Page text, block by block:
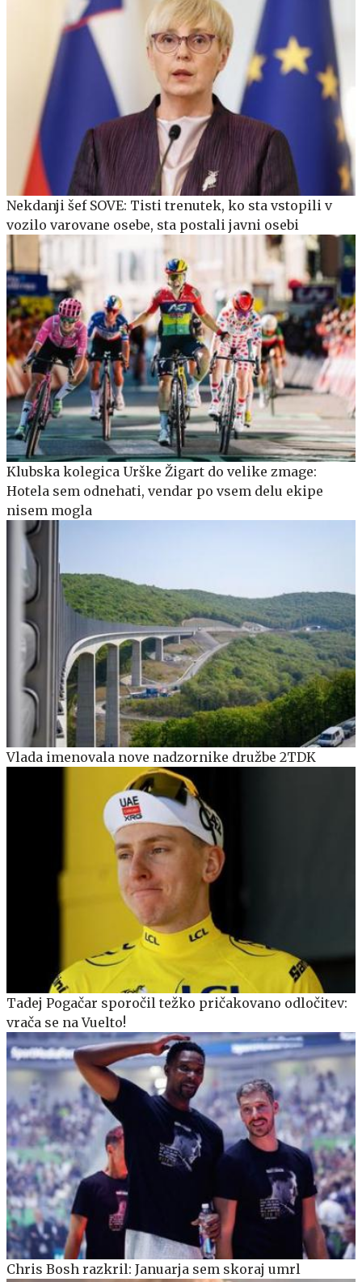
Nekdanji šef SOVE: Tisti trenutek, ko sta vstopili v
vozilo varovane osebe, sta postali javni osebi
Klubska kolegica Urške Žigart do velike zmage:
Hotela sem odnehati, vendar po vsem delu ekipe
nisem mogla
Vlada imenovala nove nadzornike družbe 2TDK
Tadej Pogačar sporočil težko pričakovano odločitev:
vrača se na Vuelto!
Chris Bosh razkril: Januarja sem skoraj umrl